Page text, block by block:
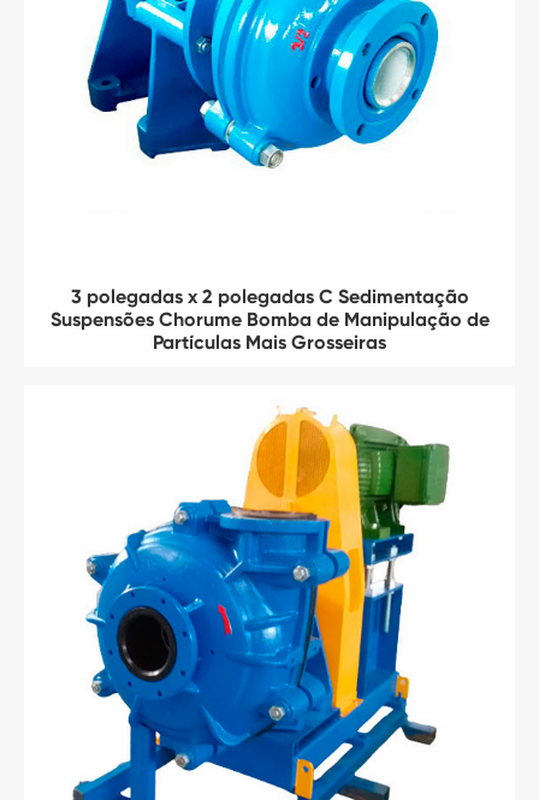
3 polegadas x 2 polegadas C Sedimentação
Suspensões Chorume Bomba de Manipulação de
Partículas Mais Grosseiras